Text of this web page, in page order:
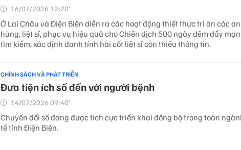
16/07/2026 12:20’
Ở Lai Châu và Điện Biên diễn ra các hoạt động thiết thực tri ân các
hùng, liệt sĩ, phục vụ hiệu quả cho Chiến dịch 500 ngày đêm đẩy
tìm kiếm, xác định danh tính hài cốt liệt sĩ còn thiếu thông tin.
CHÍNH SÁCH VÀ PHÁT TRIỂN
Đưa tiện ích số đến với người bệnh
14/07/2026 09:40’
Chuyển đổi số đang được tích cực triển khai đồng bộ trong toàn
tế tỉnh Điện Biên.